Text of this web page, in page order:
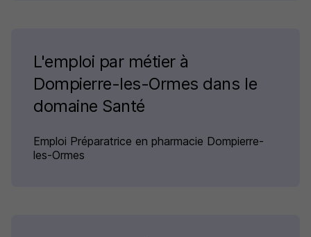
L'emploi par métier à
Dompierre-les-Ormes dans le
domaine Santé
Emploi Préparatrice en pharmacie Dompierre-
les-Ormes